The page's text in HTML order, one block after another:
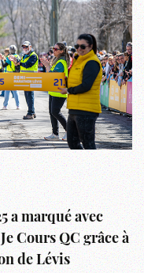
a marqué avec
Cours QC grâce à
de Lévis